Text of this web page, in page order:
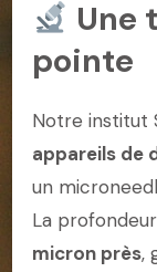
Une
pointe
Notre institut
appareils de
un
La
micron près,